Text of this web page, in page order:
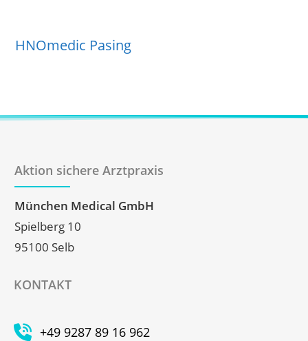
HNOmedic Pasing
Aktion sichere Arztpraxis
München Medical GmbH
Spielberg 10
95100 Selb
KONTAKT
+49 9287 89 16 962